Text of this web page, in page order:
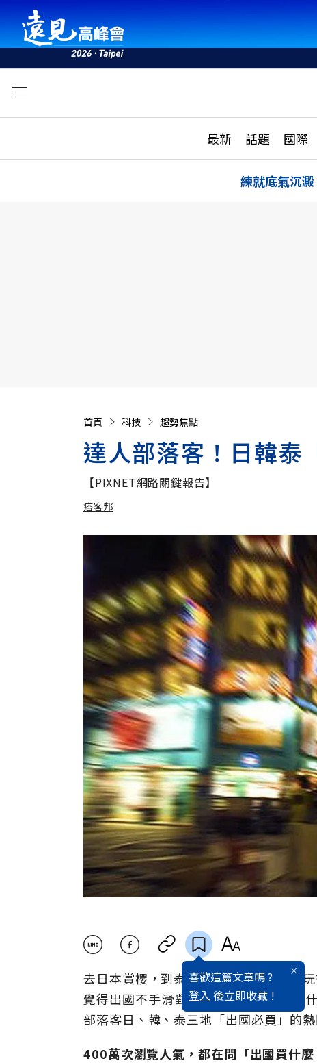
最新 話題 國際
活動
話題
練就底氣沉澱
首頁 科技 趨勢焦點
達人部落客！日韓泰
【PIXNET網路關鍵報告】
痞客邦
加入追蹤
喜歡這篇文章嗎 ?
登入 後立即收藏 !
去日本賞櫻，到泰國潑水過新年，除了
覺得出國不手滑對不起自己？不知道買
部落客日、韓、泰三地「出國必買」的
400萬次瀏覽人氣，都在問「出國買什麼